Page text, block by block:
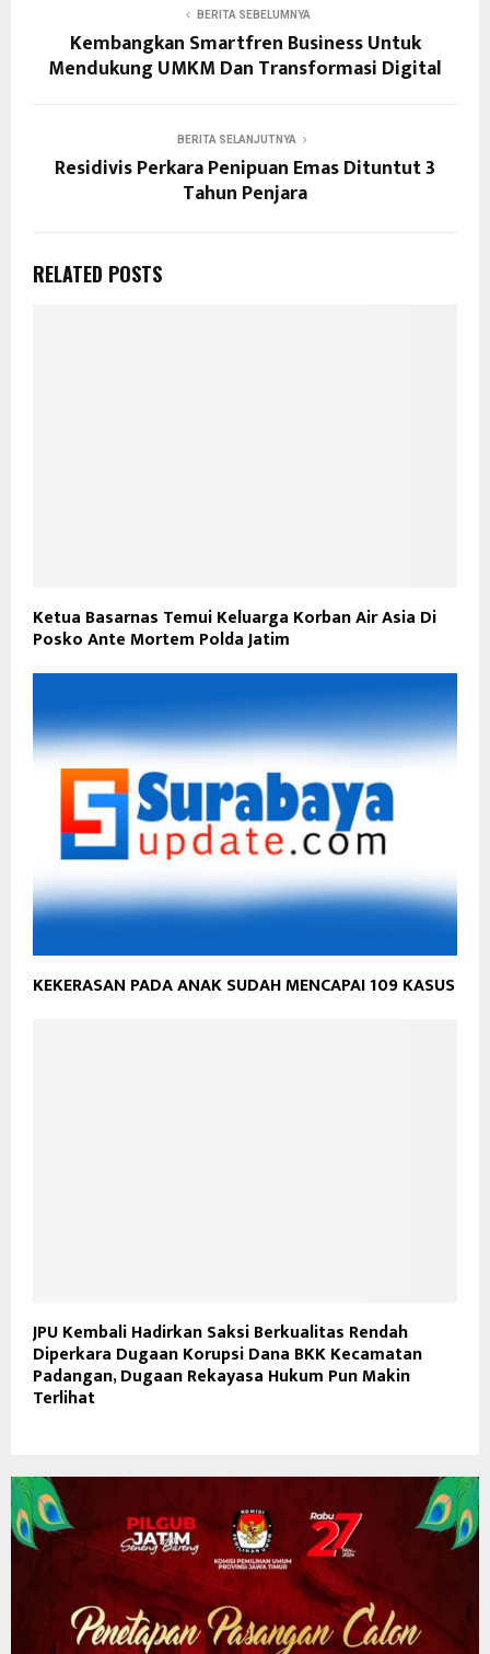
BERITA SEBELUMNYA
Kembangkan Smartfren Business Untuk
Mendukung UMKM Dan Transformasi Digital
BERITA SELANJUTNYA
Residivis Perkara Penipuan Emas Dituntut 3
Tahun Penjara
RELATED POSTS
Ketua Basarnas Temui Keluarga Korban Air Asia Di
Posko Ante Mortem Polda Jatim
KEKERASAN PADA ANAK SUDAH MENCAPAI 109 KASUS
JPU Kembali Hadirkan Saksi Berkualitas Rendah
Diperkara Dugaan Korupsi Dana BKK Kecamatan
Padangan, Dugaan Rekayasa Hukum Pun Makin
Terlihat